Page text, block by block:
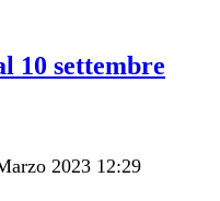
10 settembre
2023 12:29